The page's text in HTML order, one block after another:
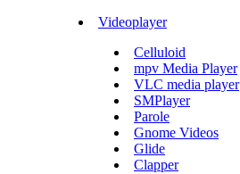
Videoplayer
Celluloid
mpv Media Player
VLC media player
SMPlayer
Parole
Gnome Videos
Glide
Clapper